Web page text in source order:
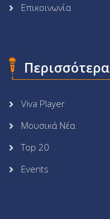
Επικοινωνία
Περισσότερα
Viva Player
Μουσικά Νέα
Top 20
Events